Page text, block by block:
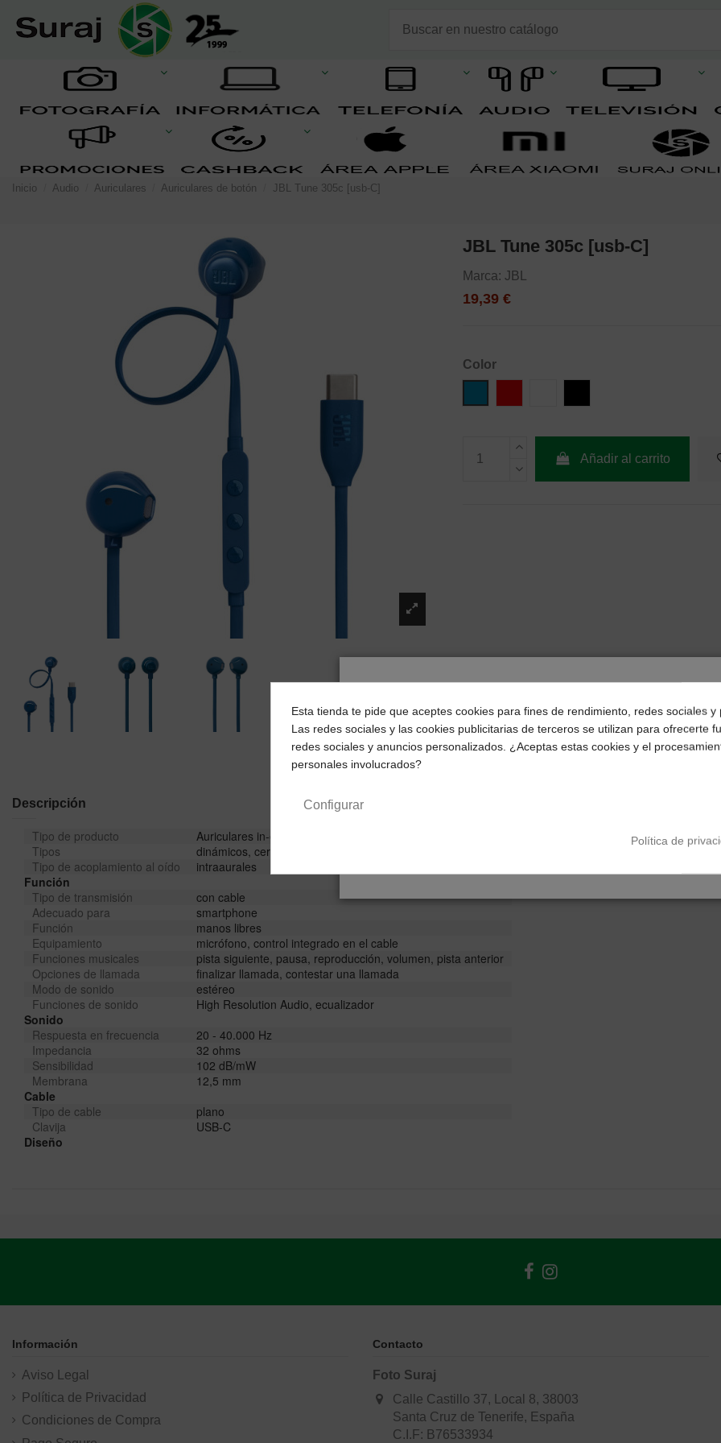
Inicio Audio Auriculares Auriculares de botón JBL Tune 305c [usb-C]
JBL Tune 305c [usb-C]
Marca: JBL
19,39 €
Color
Añadir al carrito
Descripción
Tipo de producto
Auriculares in-ear
Tipos
dinámicos, cerrados
Tipo de acoplamiento al oído
intraaurales
Función
Tipo de transmisión
con cable
Adecuado para
smartphone
Función
manos libres
Equipamiento
micrófono, control integrado en el cable
Funciones musicales
pista siguiente, pausa, reproducción, volumen, pista anterior
Opciones de llamada
finalizar llamada, contestar una llamada
Modo de sonido
estéreo
Funciones de sonido
High Resolution Audio, ecualizador
Sonido
Respuesta en frecuencia
20 - 40.000 Hz
Impedancia
32 ohms
Sensibilidad
102 dB/mW
Membrana
12,5 mm
Cable
Tipo de cable
plano
Clavija
USB-C
Diseño
Información
Aviso Legal
Política de Privacidad
Condiciones de Compra
Contacto
Foto Suraj
Calle Castillo 37, Local 8, 38003
Santa Cruz de Tenerife, España
C.I.F: B76533934
¿Dónde deseas recibir tu pedido?
Selecciona tu ubicación para mostrarte los precios e
impuestos correctos para tu región.
Esta tienda te pide que aceptes cookies para fines de rendimiento, redes sociales y
Las redes sociales y las cookies publicitarias de terceros se utilizan para ofrecerte
redes sociales y anuncios personalizados. ¿Aceptas estas cookies y el
personales involucrados?
Configurar
Política de